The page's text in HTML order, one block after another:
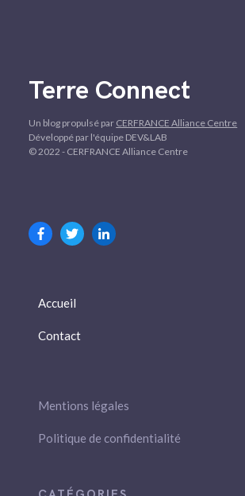
Terre Connect
Un blog propulsé par CERFRANCE Alliance Centre
Développé par l'équipe DEV&LAB
© 2022 - CERFRANCE Alliance Centre
Accueil
Contact
Mentions légales
Politique de confidentialité